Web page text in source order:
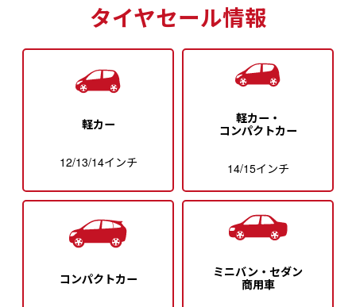
タイヤセール情報
軽カー
12/13/14インチ
軽カー・
コンパクトカー
14/15インチ
コンパクトカー
ミニバン・セダン
商用車